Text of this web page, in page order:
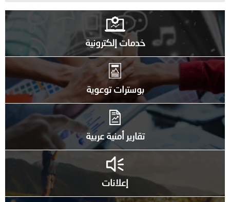
خدمات إلكترونية
بوسترات توعوية
تقارير أمنية عربية
إعلانات